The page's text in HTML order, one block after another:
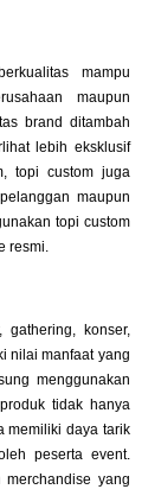
mampu
maupun
brand ditambah
lebih eksklusif
topi custom juga
maupun
topi custom
resmi.
gathering, konser,
nilai manfaat yang
menggunakan
tidak hanya
memiliki daya tarik
peserta event.
yang